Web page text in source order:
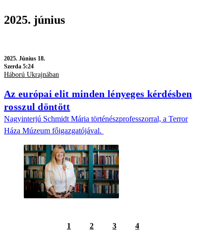
2025. június
2025. Június 18.
Szerda 5:24
Háború Ukrajnában
Az európai elit minden lényeges kérdésben
rosszul döntött
Nagyinterjú Schmidt Mária történészprofesszorral, a Terror
Háza Múzeum főigazgatójával.
1 2 3 4